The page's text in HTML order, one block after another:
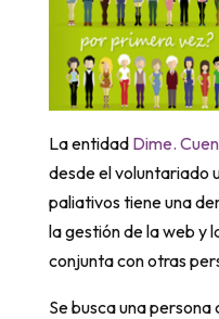
La entidad Dime.
desde el voluntariado
paliativos tiene una
la gestión de la web y
conjunta con otras
Se busca una